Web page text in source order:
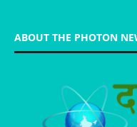
ABOUT THE PHOTON